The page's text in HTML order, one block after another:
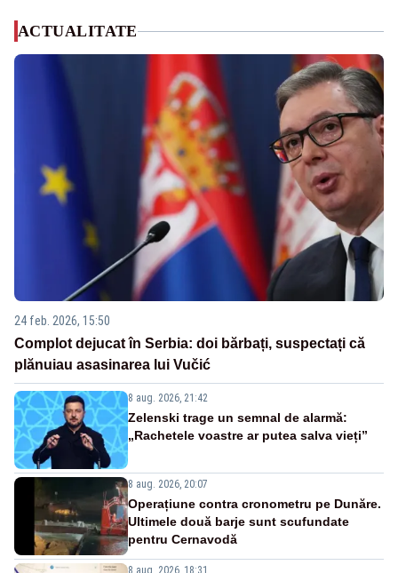
ACTUALITATE
24 feb. 2026, 15:50
Complot dejucat în Serbia: doi bărbați, suspectați că
plănuiau asasinarea lui Vučić
8 aug. 2026, 21:42
Zelenski trage un semnal de alarmă:
„Rachetele voastre ar putea salva vieți”
8 aug. 2026, 20:07
Operațiune contra cronometru pe Dunăre.
Ultimele două barje sunt scufundate
pentru Cernavodă
8 aug. 2026, 18:31